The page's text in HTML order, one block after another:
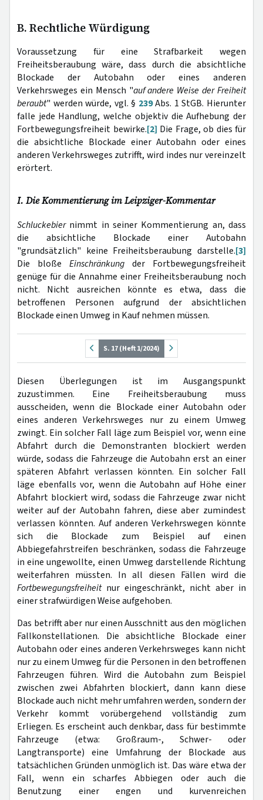
B. Rechtliche Würdigung
Voraussetzung für eine Strafbarkeit wegen
Freiheitsberaubung wäre, dass durch die absichtliche
Blockade der Autobahn oder eines anderen
Verkehrsweges ein Mensch "auf andere Weise der Freiheit
beraubt" werden würde, vgl. § 239Abs. 1 StGB. Hierunter
falle jede Handlung, welche objektiv die Aufhebung der
Fortbewegungsfreiheit bewirke.[2] Die Frage, ob dies für
die absichtliche Blockade einer Autobahn oder eines
anderen Verkehrsweges zutrifft, wird indes nur vereinzelt
erörtert.
I. Die Kommentierung im Leipziger-Kommentar
Schluckebier nimmt in seiner Kommentierung an, dass
die absichtliche Blockade einer Autobahn
"grundsätzlich" keine Freiheitsberaubung darstelle.[3]
Die bloße Einschränkung der Fortbewegungsfreiheit
genüge für die Annahme einer Freiheitsberaubung noch
nicht. Nicht ausreichen könnte es etwa, dass die
betroffenen Personen aufgrund der absichtlichen
Blockade einen Umweg in Kauf nehmen müssen.
S. 17 (Heft 1/2024)
Diesen Überlegungen ist im Ausgangspunkt
zuzustimmen. Eine Freiheitsberaubung muss
ausscheiden, wenn die Blockade einer Autobahn oder
eines anderen Verkehrsweges nur zu einem Umweg
zwingt. Ein solcher Fall läge zum Beispiel vor, wenn eine
Abfahrt durch die Demonstranten blockiert werden
würde, sodass die Fahrzeuge die Autobahn erst an einer
späteren Abfahrt verlassen könnten. Ein solcher Fall
läge ebenfalls vor, wenn die Autobahn auf Höhe einer
Abfahrt blockiert wird, sodass die Fahrzeuge zwar nicht
weiter auf der Autobahn fahren, diese aber zumindest
verlassen könnten. Auf anderen Verkehrswegen könnte
sich die Blockade zum Beispiel auf einen
Abbiegefahrstreifen beschränken, sodass die Fahrzeuge
in eine ungewollte, einen Umweg darstellende Richtung
weiterfahren müssten. In all diesen Fällen wird die
Fortbewegungsfreiheitnur eingeschränkt, nicht aber in
einer strafwürdigen Weise aufgehoben.
Das betrifft aber nur einen Ausschnitt aus den möglichen
Fallkonstellationen. Die absichtliche Blockade einer
Autobahn oder eines anderen Verkehrsweges kann nicht
nur zu einem Umweg für die Personen in den betroffenen
Fahrzeugen führen. Wird die Autobahn zum Beispiel
zwischen zwei Abfahrten blockiert, dann kann diese
Blockade auch nicht mehr umfahren werden, sondern der
Verkehr kommt vorübergehend vollständig zum
Erliegen. Es erscheint auch denkbar, dass für bestimmte
Fahrzeuge (etwa: Großraum-, Schwer- oder
Langtransporte) eine Umfahrung der Blockade aus
tatsächlichen Gründen unmöglich ist. Das wäre etwa der
Fall, wenn ein scharfes Abbiegen oder auch die
Benutzung einer engen und kurvenreichen